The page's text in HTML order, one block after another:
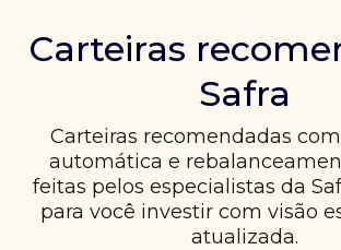
Carteiras
Safra
Carteiras recomendadas
automática e
feitas pelos especialistas da
para você investir com visão
atualizada.